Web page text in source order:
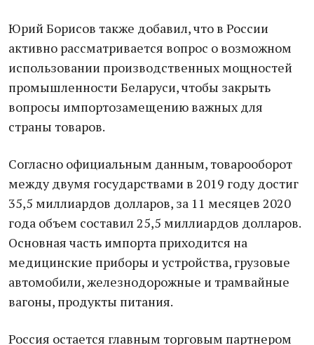
Юрий Борисов также добавил, что в России
активно рассматривается вопрос о возможном
использовании производственных мощностей
промышленности Беларуси, чтобы закрыть
вопросы импортозамещению важных для
страны товаров.
Согласно официальным данным, товарооборот
между двумя государствами в 2019 году достиг
35,5 миллиардов долларов, за 11 месяцев 2020
года объем составил 25,5 миллиардов долларов.
Основная часть импорта приходится на
медицинские приборы и устройства, грузовые
автомобили, железнодорожные и трамвайные
вагоны, продукты питания.
Россия остается главным торговым партнером